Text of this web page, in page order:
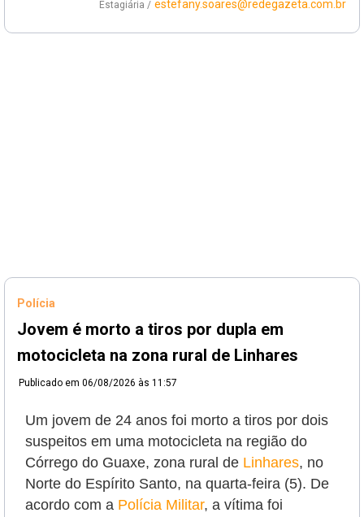
Estagiária / estefany.soares@redegazeta.com.br
Polícia
Jovem é morto a tiros por dupla em
motocicleta na zona rural de Linhares
Publicado em 06/08/2026 às 11:57
Um jovem de 24 anos foi morto a tiros por dois
suspeitos em uma motocicleta na região do
Córrego do Guaxe, zona rural de Linhares, no
Norte do Espírito Santo, na quarta-feira (5). De
acordo com a Polícia Militar, a vítima foi